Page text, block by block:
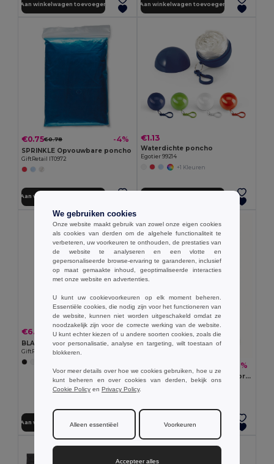
Aan winkelwagen toevoegen Aan winkelwagen toevoegen
€0.75€0.78 -4%
SPRINKLE Opvouwbare poncho
GiftRetail IT0972
Aan winkelwagen toevoegen
€1.13
Waterdichte poncho
Egotier 99214
+1 Kleuren
€6.91 €7.50 -8%
BLADO Waterdichte PVC Regenjas met Capuchon en Drukknopen
GiftRetail KC5101
Aan winkelwagen toevoegen
-8%
SPRINKLE PLA Biologisch afbreekbare poncho
GiftRetail MO9993
Aan winkelwagen toevoegen
We gebruiken cookies
Onze website maakt gebruik van zowel onze eigen cookies
als cookies van derden om de algehele functionaliteit te
verbeteren, uw voorkeuren te onthouden, de prestaties van
de website te analyseren en een vlotte en
gepersonaliseerde browse-ervaring te garanderen, inclusief
op maat gemaakte inhoud, geoptimaliseerde interacties
met onze website en advertenties.
U kunt uw cookievoorkeuren op elk moment beheren.
Essentiële cookies, die nodig zijn voor het functioneren van
de website, kunnen niet worden uitgeschakeld omdat ze
noodzakelijk zijn voor de correcte werking van de website.
U kunt echter kiezen of u andere soorten cookies, zoals die
voor personalisatie, analyse en targeting, wilt toestaan of
blokkeren.
Voor meer details over hoe we cookies gebruiken, hoe u ze
kunt beheren en over cookies van derden, bekijk ons
Cookie Policy en Privacy Policy.
Alleen essentiëel Voorkeuren
Accepteer alles